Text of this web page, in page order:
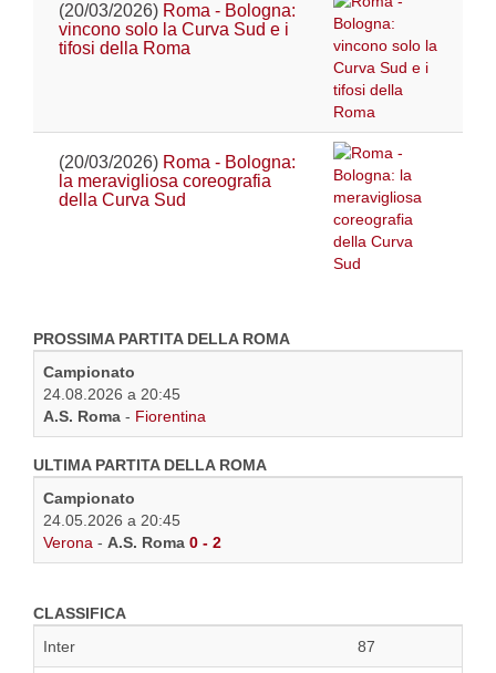
(20/03/2026) Roma - Bologna:
vincono solo la Curva Sud e i
tifosi della Roma
(20/03/2026) Roma - Bologna:
la meravigliosa coreografia
della Curva Sud
PROSSIMA PARTITA DELLA ROMA
Campionato
24.08.2026 a 20:45
A.S. Roma - Fiorentina
ULTIMA PARTITA DELLA ROMA
Campionato
24.05.2026 a 20:45
Verona - A.S. Roma 0 - 2
CLASSIFICA
Inter
87